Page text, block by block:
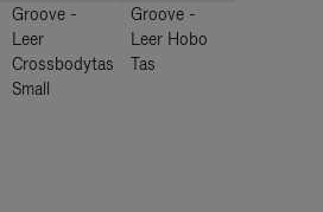
Groove -
Leer
Crossbodytas
Small
Groove -
Leer Hobo
Tas